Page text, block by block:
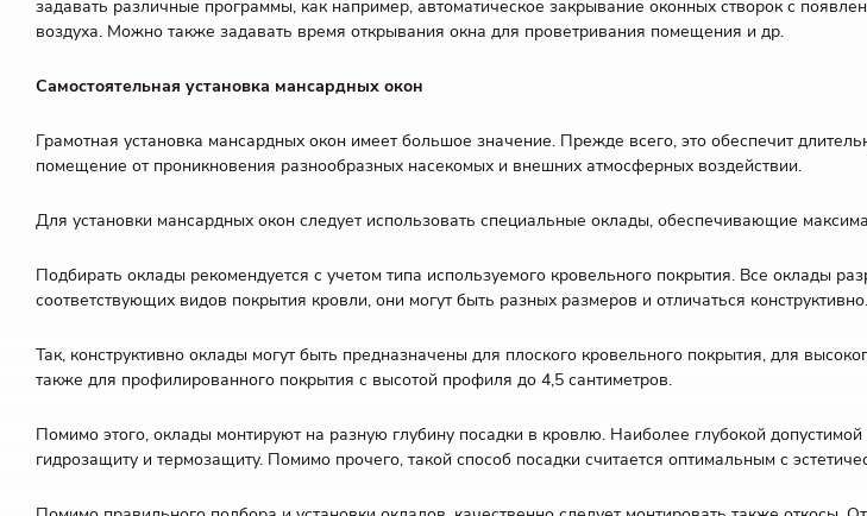
задавать различные программы, как например, автоматическое закрывание оконных створок с
воздуха. Можно также задавать время открывания окна для проветривания помещения и др.
Самостоятельная установка мансардных окон
Грамотная установка мансардных окон имеет большое значение. Прежде всего, это обеспечит
помещение от проникновения разнообразных насекомых и внешних атмосферных воздействии.
Для установки мансардных окон следует использовать специальные оклады, обеспечивающие
Подбирать оклады рекомендуется с учетом типа используемого кровельного покрытия. Все оклады
соответствующих видов покрытия кровли, они могут быть разных размеров и отличаться конструктивно.
Так, конструктивно оклады могут быть предназначены для плоского кровельного покрытия, для
также для профилированного покрытия с высотой профиля до 4,5 сантиметров.
Помимо этого, оклады монтируют на разную глубину посадки в кровлю. Наиболее глубокой
гидрозащиту и термозащиту. Помимо прочего, такой способ посадки считается оптимальным с